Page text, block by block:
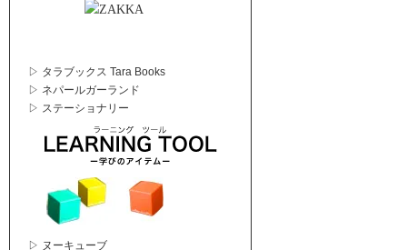
▷ タラブックス Tara Books
▷ ネパールガーランド
▷ ステーショナリー
▷ ヌーキューブ